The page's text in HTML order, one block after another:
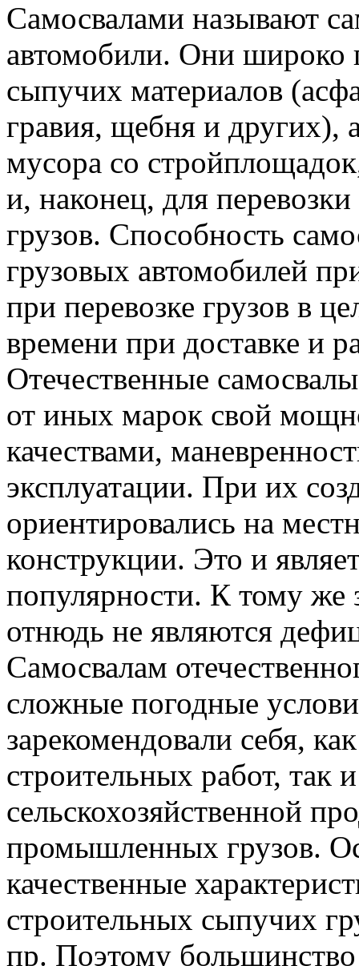
Самосвалами называют
автомобили. Они широко
сыпучих материалов
гравия, щебня и других),
мусора со
и, наконец, для
грузов. Способность
грузовых автомобилей
при перевозке грузов в
времени при доставке и
Отечественные
от иных марок свой
качествами,
эксплуатации. При их
ориентировались на
конструкции. Это и
популярности. К тому же
отнюдь не являются
Самосвалам
сложные погодные
зарекомендовали себя,
строительных работ, так
сельскохозяйственной
промышленных грузов.
качественные
строительных сыпучих
пр. Поэтому